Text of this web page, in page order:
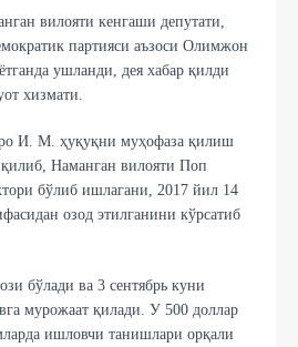
вилояти кенгаши депутати,
партияси аъзоси Олимжон
ушланди, дея хабар қилди
хизмати.
И. М. ҳуқуқни муҳофаза қилиш
Наманган вилояти Поп
бўлиб ишлагани, 2017 йил 14
озод этилганини кўрсатиб
бўлади ва 3 сентябрь куни
мурожаат қилади. У 500 доллар
ишловчи танишлари орқали